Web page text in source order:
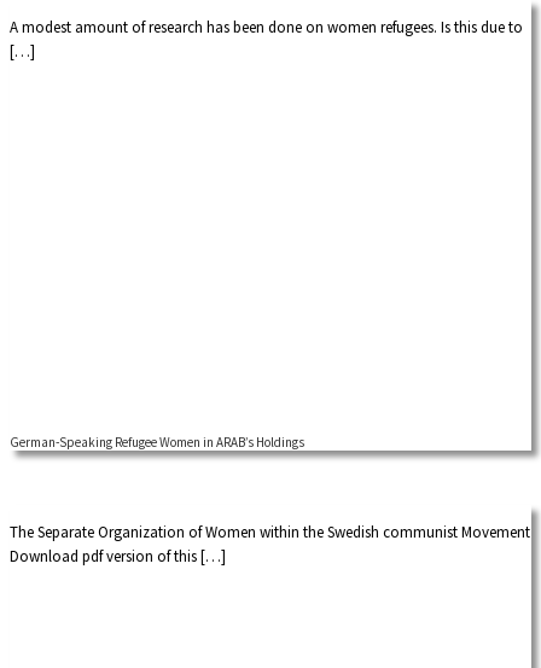
A modest amount of research has been done on women refugees. Is this due to
[…]
German-Speaking Refugee Women in ARAB’s Holdings
The Separate Organization of Women within the Swedish communist Movement
Download pdf version of this […]